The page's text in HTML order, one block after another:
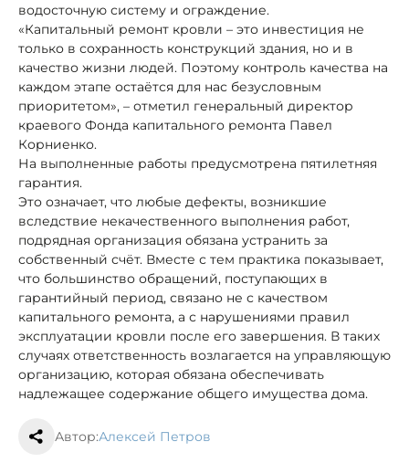
водосточную систему и ограждение.
«Капитальный ремонт кровли – это инвестиция не
только в сохранность конструкций здания, но и в
качество жизни людей. Поэтому контроль качества на
каждом этапе остаётся для нас безусловным
приоритетом», – отметил генеральный директор
краевого Фонда капитального ремонта Павел
Корниенко.
На выполненные работы предусмотрена пятилетняя
гарантия.
Это означает, что любые дефекты, возникшие
вследствие некачественного выполнения работ,
подрядная организация обязана устранить за
собственный счёт. Вместе с тем практика показывает,
что большинство обращений, поступающих в
гарантийный период, связано не с качеством
капитального ремонта, а с нарушениями правил
эксплуатации кровли после его завершения. В таких
случаях ответственность возлагается на управляющую
организацию, которая обязана обеспечивать
надлежащее содержание общего имущества дома.
Автор:Алексей Петров